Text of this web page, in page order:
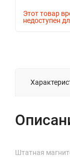
Этот товар
недоступен
Штатная